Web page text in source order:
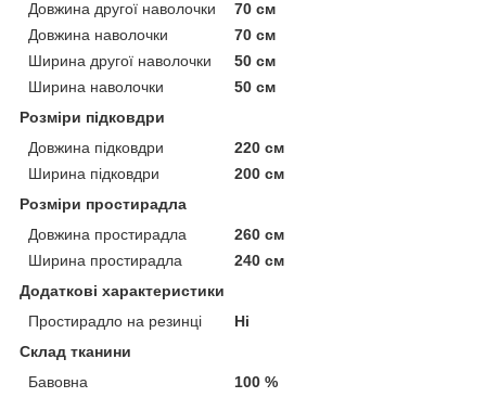
Довжина другої наволочки
70 см
Довжина наволочки
70 см
Ширина другої наволочки
50 см
Ширина наволочки
50 см
Розміри підковдри
Довжина підковдри
220 см
Ширина підковдри
200 см
Розміри простирадла
Довжина простирадла
260 см
Ширина простирадла
240 см
Додаткові характеристики
Простирадло на резинці
Ні
Склад тканини
Бавовна
100 %